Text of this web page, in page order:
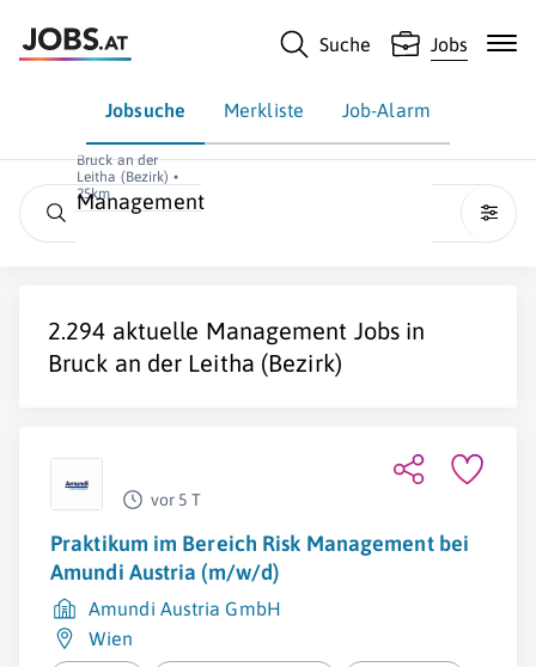
Suche Jobs
Jobsuche Merkliste Job-Alarm
Bruck an der
Leitha (Bezirk) •
25km
Management
2.294 aktuelle Management Jobs in
Bruck an der Leitha (Bezirk)
vor 5 T
Praktikum im Bereich Risk Management bei
Amundi Austria (m/w/d)
Amundi Austria GmbH
Wien